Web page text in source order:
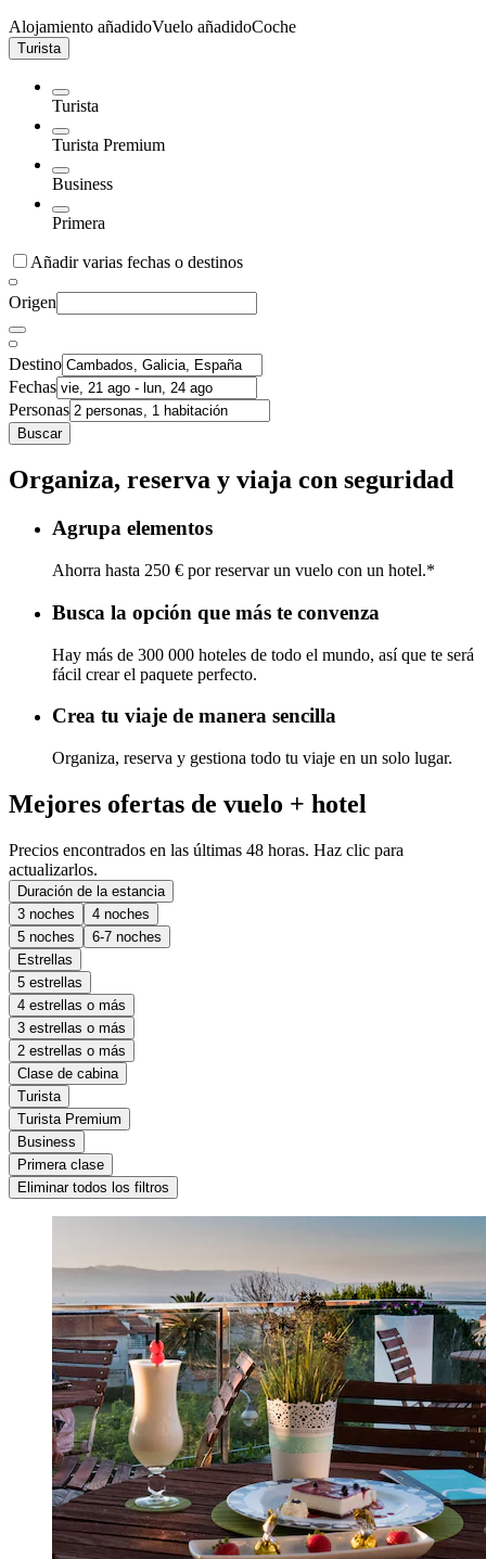
Alojamiento añadidoVuelo añadidoCoche
Turista
Turista
Turista Premium
Business
Primera
Añadir varias fechas o destinos
Origen
Destino
Fechas
Personas
Buscar
Organiza, reserva y viaja con seguridad
Agrupa elementos
Ahorra hasta 250 € por reservar un vuelo con un hotel.*
Busca la opción que más te convenza
Hay más de 300 000 hoteles de todo el mundo, así que te será
fácil crear el paquete perfecto.
Crea tu viaje de manera sencilla
Organiza, reserva y gestiona todo tu viaje en un solo lugar.
Mejores ofertas de vuelo + hotel
Precios encontrados en las últimas 48 horas. Haz clic para
actualizarlos.
Duración de la estancia
3 noches
4 noches
5 noches
6-7 noches
Estrellas
5 estrellas
4 estrellas o más
3 estrellas o más
2 estrellas o más
Clase de cabina
Turista
Turista Premium
Business
Primera clase
Eliminar todos los filtros